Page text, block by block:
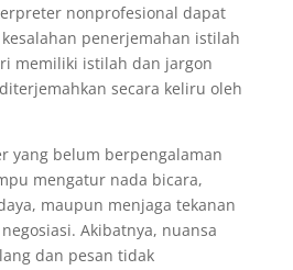
nonprofesional dapat
penerjemahan istilah
memiliki istilah dan jargon
secara keliru oleh
yang belum berpengalaman
mengatur nada bicara,
maupun menjaga tekanan
Akibatnya, nuansa
dan pesan tidak